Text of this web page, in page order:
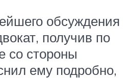
обсуждения
получив по
со стороны
ему подробно,